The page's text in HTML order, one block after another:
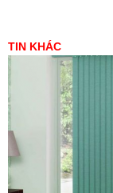
TIN KHÁC